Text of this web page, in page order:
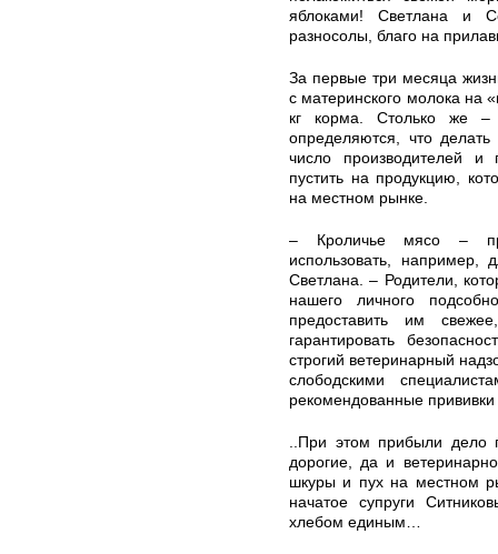
яблоками! Светлана и
разносолы, благо на
За первые три месяца
с материнского молока на
кг корма. Столько же –
определяются, что
число производителей и
пустить на продукцию,
на местном рынке.
– Кроличье мясо –
использовать, например,
Светлана. – Родители,
нашего личного
предоставить им
гарантировать
строгий ветеринарный
слободскими
рекомендованные
..При этом прибыли дело
дорогие, да и
шкуры и пух на местном
начатое супруги
хлебом единым…